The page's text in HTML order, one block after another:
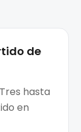
de
hasta
en